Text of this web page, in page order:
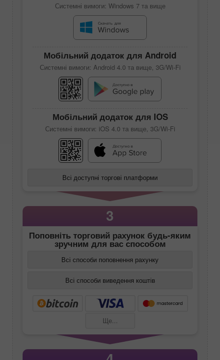
Системні вимоги: Windows 7 та вище
Мобільний додаток для Android
Системні вимоги: Android 4.0 та вище, 3G/Wi-Fi
Мобільний додаток для IOS
Системні вимоги: iOS 4.0 та вище, 3G/Wi-Fi
Всі доступні торгові платформи
3
Поповніть торговий рахунок будь-яким
зручним для вас способом
Всі способи поповнення рахунку
Всі способи виведення коштів
Ще...